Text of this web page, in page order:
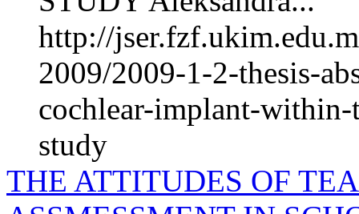
http://
2009/2009-1-2-thesis-
cochlear-implant-within-
study
THE ATTITUDES OF